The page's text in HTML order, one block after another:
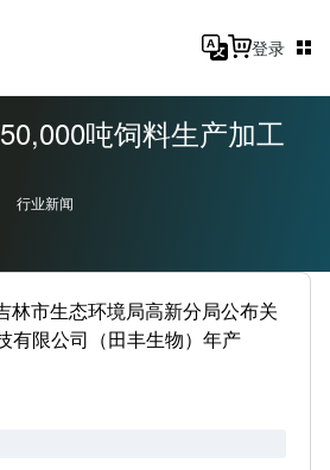
登录
吨饲料生产加工
行业新闻
林市生态环境局高新分局公布关
有限公司（田丰生物）年产